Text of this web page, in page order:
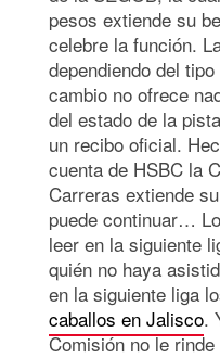
pesos extiende su
celebre la función.
dependiendo del
cambio no ofrece
del estado de la
un recibo oficial.
cuenta de HSBC la
Carreras extiende
puede continuar…
leer en la siguiente
quién no haya
en la siguiente liga
caballos en Jalisco.
Comisión no le